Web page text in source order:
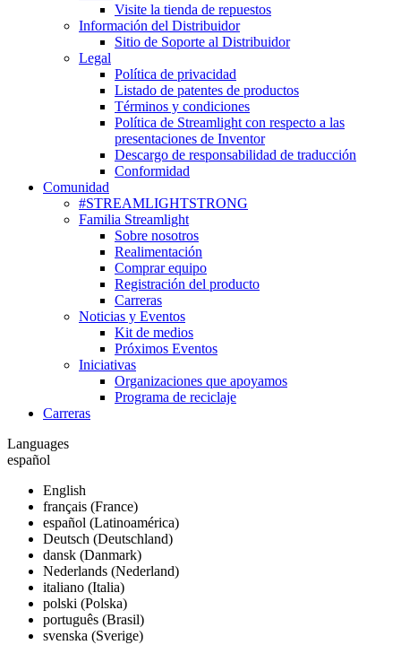
Visite la tienda de repuestos
Información del Distribuidor
Sitio de Soporte al Distribuidor
Legal
Política de privacidad
Listado de patentes de productos
Términos y condiciones
Política de Streamlight con respecto a las
presentaciones de Inventor
Descargo de responsabilidad de traducción
Conformidad
Comunidad
#STREAMLIGHTSTRONG
Familia Streamlight
Sobre nosotros
Realimentación
Comprar equipo
Registración del producto
Carreras
Noticias y Eventos
Kit de medios
Próximos Eventos
Iniciativas
Organizaciones que apoyamos
Programa de reciclaje
Carreras
Languages
español
English
français (France)
español (Latinoamérica)
Deutsch (Deutschland)
dansk (Danmark)
Nederlands (Nederland)
italiano (Italia)
polski (Polska)
português (Brasil)
svenska (Sverige)